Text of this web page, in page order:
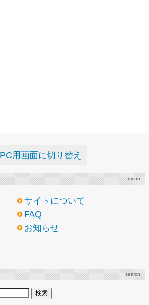
PC用画面に切り替え
menu
サイトについて
FAQ
お知らせ
search